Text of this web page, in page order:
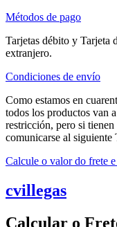
Métodos de pago
Tarjetas débito y Tarjeta
extranjero.
Condiciones de envío
Como estamos en
todos los productos van
restricción, pero si
comunicarse al siguiente
Calcule o valor do frete
cvillegas
Calcular o